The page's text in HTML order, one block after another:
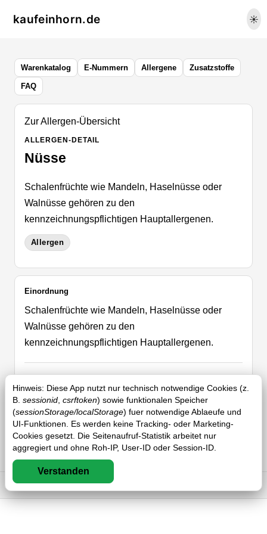
kaufeinhorn.de ☀️
Hinweis: Diese App nutzt nur technisch notwendige Cookies (z.
B. sessionid csrftoken) sowie funktionalen Speicher
(sessionStorage/localStorage) fuer notwendige Ablaeufe und
UI-Funktionen. Es werden keine Tracking- oder Marketing-
Cookies gesetzt. Die Seitenaufruf-Statistik arbeitet nur
aggregiert und ohne Roh-IP, User-ID oder Session-ID.
Verstanden
Warenkatalog E-Nummern Allergene Zusatzstoffe
FAQ
Zur Allergen-Übersicht
ALLERGEN-DETAIL
Nüsse
Schalenfrüchte wie Mandeln, Haselnüsse oder
Walnüsse gehören zu den
kennzeichnungspflichtigen Hauptallergenen.
Allergen
Einordnung
Schalenfrüchte wie Mandeln, Haselnüsse oder
Walnüsse gehören zu den
kennzeichnungspflichtigen Hauptallergenen.
Typische Anwendungen sind Backwaren, Müslis,
Desserts, Süßwaren, Pestos und Feinkostprodukte.
Herkunft
Die Allergenquelle liegt in verschiedenen
Nussarten und deren Ölen, Mehlen oder Stücken.
Impressum